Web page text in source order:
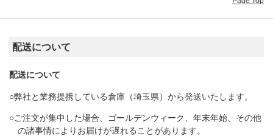
配送について
配送について
○弊社と業務提携している倉庫（埼玉県）から発送いたします。
○ご注文が集中した場合、ゴールデンウィーク、年末年始、その他
の諸事情によりお届けが遅れることがあります。